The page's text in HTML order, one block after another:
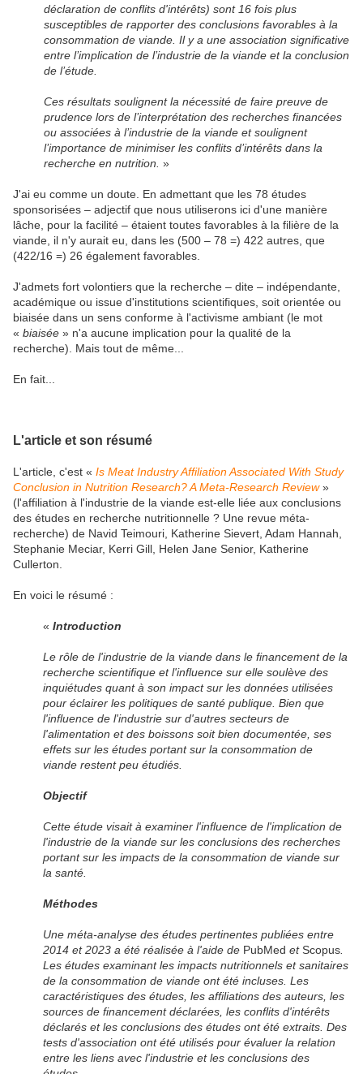
déclaration de conflits d'intérêts) sont 16 fois plus
susceptibles de rapporter des conclusions favorables à la
consommation de viande. Il y a une association significative
entre l’implication de l’industrie de la viande et la conclusion
de l’étude.
Ces résultats soulignent la nécessité de faire preuve de
prudence lors de l’interprétation des recherches financées
ou associées à l’industrie de la viande et soulignent
l’importance de minimiser les conflits d’intérêts dans la
recherche en nutrition. »
J'ai eu comme un doute. En admettant que les 78 études
sponsorisées – adjectif que nous utiliserons ici d'une manière
lâche, pour la facilité – étaient toutes favorables à la filière de la
viande, il n'y aurait eu, dans les (500 – 78 =) 422 autres, que
(422/16 =) 26 également favorables.
J'admets fort volontiers que la recherche – dite – indépendante,
académique ou issue d'institutions scientifiques, soit orientée ou
biaisée dans un sens conforme à l'activisme ambiant (le mot
« biaisée » n'a aucune implication pour la qualité de la
recherche) . Mais tout de même...
En fait...
L'article et son résumé
L'article, c'est « Is Meat Industry Affiliation Associated With Study
Conclusion in Nutrition Research? A Meta-Research Review »
(l'affiliation à l'industrie de la viande est-elle liée aux conclusions
des études en recherche nutritionnelle ? Une revue méta-
recherche) de Navid Teimouri, Katherine Sievert, Adam Hannah,
Stephanie Meciar, Kerri Gill, Helen Jane Senior, Katherine
Cullerton.
En voici le résumé :
«Introduction
Le rôle de l'industrie de la viande dans le financement de la
recherche scientifique et l'influence sur elle soulève des
inquiétudes quant à son impact sur les données utilisées
pour éclairer les politiques de santé publique. Bien que
l'influence de l'industrie sur d'autres secteurs de
l'alimentation et des boissons soit bien documentée, ses
effets sur les études portant sur la consommation de
viande restent peu étudiés.
Objectif
Cette étude visait à examiner l'influence de l'implication de
l'industrie de la viande sur les conclusions des recherches
portant sur les impacts de la consommation de viande sur
la santé.
Méthodes
Une méta-analyse des études pertinentes publiées entre
2014 et 2023 a été réalisée à l'aide de PubMed etScopus.
Les études examinant les impacts nutritionnels et sanitaires
de la consommation de viande ont été incluses. Les
caractéristiques des études, les affiliations des auteurs, les
sources de financement déclarées, les conflits d'intérêts
déclarés et les conclusions des études ont été extraits. Des
tests d'association ont été utilisés pour évaluer la relation
entre les liens avec l'industrie et les conclusions des